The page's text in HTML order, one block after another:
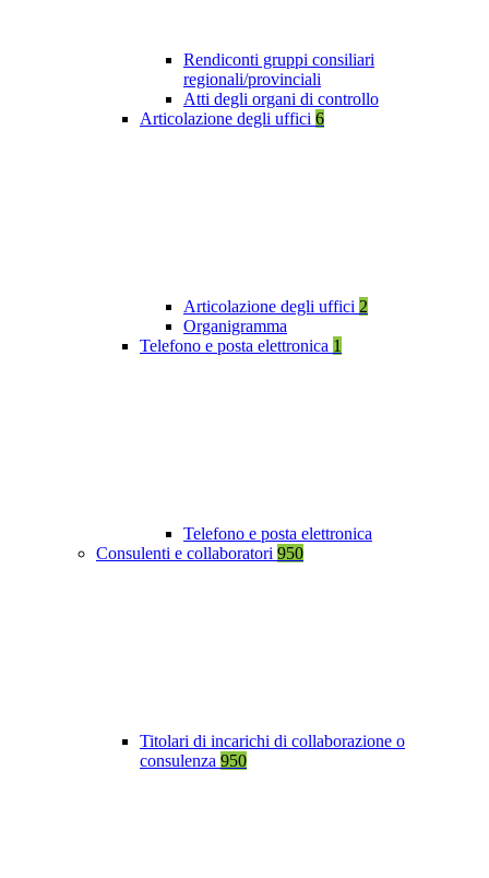
Rendiconti gruppi consiliari
regionali/provinciali
Atti degli organi di controllo
Articolazione degli uffici 6
Articolazione degli uffici 2
Organigramma
Telefono e posta elettronica 1
Telefono e posta elettronica
Consulenti e collaboratori 950
Titolari di incarichi di collaborazione o
consulenza 950